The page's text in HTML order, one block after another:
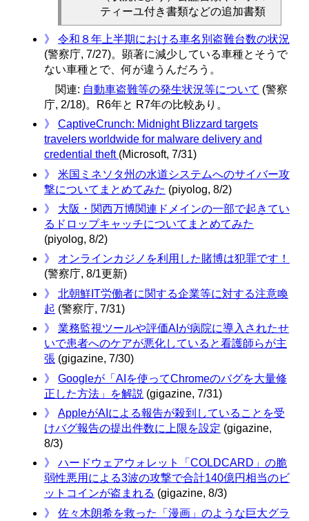
ティーユ付き書類などの追加書類
》
令和８年上半期における車名別盗難台数の状況
(警察庁, 7/27)。顕著に減少している車種とそうで
ない車種とで、何が違うんだろう。
関連: 自動車盗難等の発生状況等について (警察
庁, 2/18)。R6年と R7年の比較あり。
》
CaptiveCrunch: Midnight Blizzard targets
travelers worldwide for malware delivery and
credential theft (Microsoft, 7/31)
》
米国ミネソタ州の水道システムへのサイバー攻
撃についてまとめてみた (piyolog, 8/2)
》
大阪・関西万博関連ドメインの一部で起きてい
るドロップキャッチについてまとめてみた
(piyolog, 8/2)
》
オンラインカジノを利用した賭博は犯罪です！
(警察庁, 8/1更新)
》
北朝鮮IT労働者に関する企業等に対する注意喚
起 (警察庁, 7/31)
》
業務監視ツールや評価AIが病院に導入されたせ
いで患者へのケアが悪化していると看護師らが主
張 (gigazine, 7/30)
》
Googleが「AIを使ってChromeのバグを大量修
正した方法」を解説 (gigazine, 7/31)
》
AppleがAIによる報告が殺到していることを受
けバグ報告の提出件数に上限を設定 (gigazine,
8/3)
》
ハードウェアウォレット「COLDCARD」の脆
弱性悪用による3波の攻撃で合計140億円相当のビ
ットコインが盗まれる (gigazine, 8/3)
》
佐々木朗希を救った「漫画」のような巨大グラ